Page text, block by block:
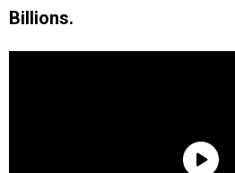
Billions.